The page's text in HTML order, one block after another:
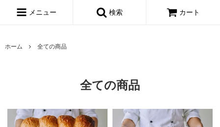
メニュー 検索 カート
ホーム 全ての商品
全ての商品